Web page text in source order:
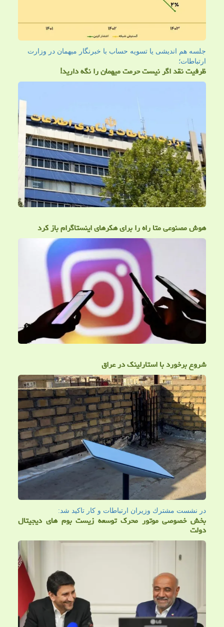
جلسه هم اندیشی یا تسویه حساب با خبرنگار میهمان در وزارت
ارتباطات؛
ظرفیت نقد اگر نیست حرمت میهمان را نگه دارید!
هوش مصنوعی متا راه را برای هکرهای اینستاگرام باز کرد
شروع برخورد با استارلینک در عراق
در نشست مشترك وزیران ارتباطات و كار تاكید شد:
بخش خصوصی موتور محرک توسعه زیست بوم های دیجیتال
دولت